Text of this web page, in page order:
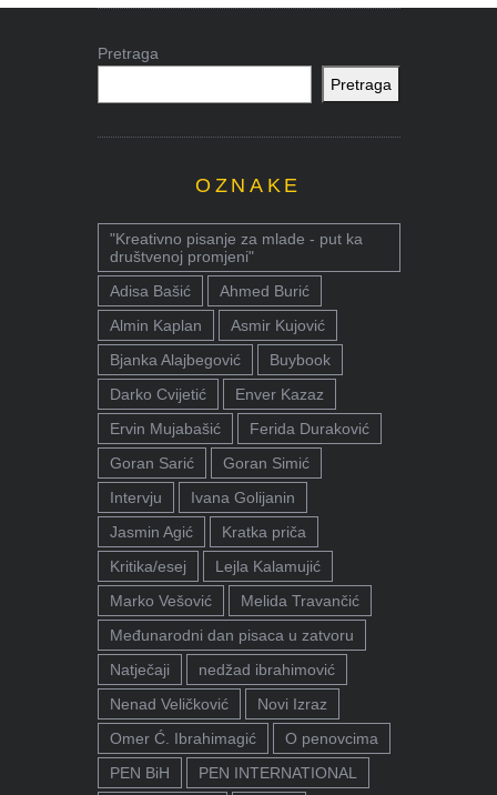
Pretraga
Pretraga
OZNAKE
"Kreativno pisanje za mlade - put ka
društvenoj promjeni"
Adisa Bašić
Ahmed Burić
Almin Kaplan
Asmir Kujović
Bjanka Alajbegović
Buybook
Darko Cvijetić
Enver Kazaz
Ervin Mujabašić
Ferida Duraković
Goran Sarić
Goran Simić
Intervju
Ivana Golijanin
Jasmin Agić
Kratka priča
Kritika/esej
Lejla Kalamujić
Marko Vešović
Melida Travančić
Međunarodni dan pisaca u zatvoru
Natječaji
nedžad ibrahimović
Nenad Veličković
Novi Izraz
Omer Ć. Ibrahimagić
O penovcima
PEN BiH
PEN INTERNATIONAL